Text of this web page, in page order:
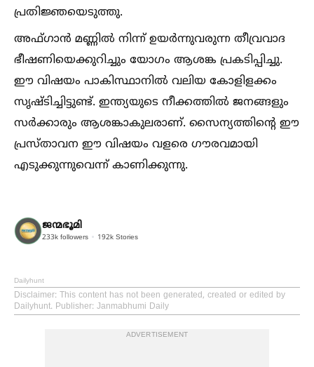
പ്രതിജ്ഞയെടുത്തു.
അഫ്ഗാൻ മണ്ണില്‍ നിന്ന് ഉയർന്നുവരുന്ന തീവ്രവാദ
ഭീഷണിയെക്കുറിച്ചും യോഗം ആശങ്ക പ്രകടിപ്പിച്ചു.
ഈ വിഷയം പാകിസ്ഥാനില്‍ വലിയ കോളിളക്കം
സൃഷ്ടിച്ചിട്ടുണ്ട്. ഇന്ത്യയുടെ നീക്കത്തില്‍ ജനങ്ങളും
സർക്കാരും ആശങ്കാകുലരാണ്. സൈന്യത്തിന്റെ ഈ
പ്രസ്താവന ഈ വിഷയം വളരെ ഗൗരവമായി
എടുക്കുന്നുവെന്ന് കാണിക്കുന്നു.
ജന്മഭൂമി
233k followers 192k Stories
Dailyhunt
Disclaimer: This content has not been generated, created or edited by
Dailyhunt. Publisher: Janmabhumi Daily
ADVERTISEMENT